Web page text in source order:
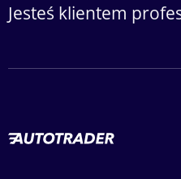
Jesteś klientem